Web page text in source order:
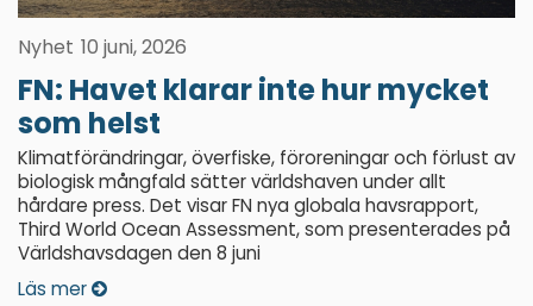
Nyhet 10 juni, 2026
FN: Havet klarar inte hur mycket
som helst
Klimatförändringar, överfiske, föroreningar och förlust av
biologisk mångfald sätter världshaven under allt
hårdare press. Det visar FN nya globala havsrapport,
Third World Ocean Assessment, som presenterades på
Världshavsdagen den 8 juni
Läs mer